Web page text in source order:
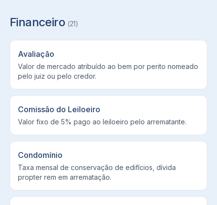
Financeiro (21)
Avaliação
Valor de mercado atribuído ao bem por perito nomeado
pelo juiz ou pelo credor.
Comissão do Leiloeiro
Valor fixo de 5% pago ao leiloeiro pelo arrematante.
Condomínio
Taxa mensal de conservação de edifícios, dívida
propter rem em arrematação.